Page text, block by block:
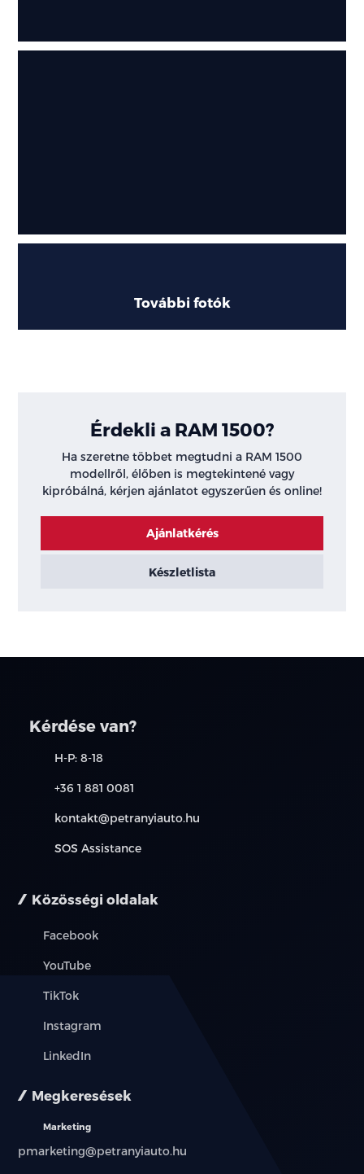
További fotók
Érdekli a RAM 1500?
Ha szeretne többet megtudni a RAM 1500
modellről, élőben is megtekintené vagy
kipróbálná, kérjen ajánlatot egyszerűen és online!
Ajánlatkérés
Készletlista
Kérdése van?
H-P: 8-18
+36 1 881 0081
kontakt@petranyiauto.hu
SOS Assistance
Közösségi oldalak
Facebook
YouTube
TikTok
Instagram
LinkedIn
Megkeresések
Marketing
pmarketing@petranyiauto.hu